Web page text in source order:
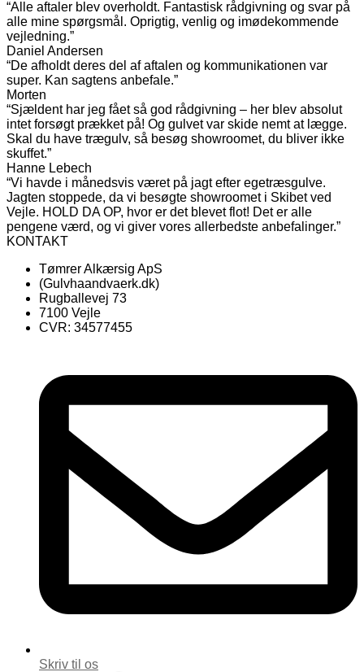
“Alle aftaler blev overholdt. Fantastisk rådgivning og svar på
alle mine spørgsmål. Oprigtig, venlig og imødekommende
vejledning.”
Daniel Andersen
“De afholdt deres del af aftalen og kommunikationen var
super. Kan sagtens anbefale.”
Morten
“Sjældent har jeg fået så god rådgivning – her blev absolut
intet forsøgt prækket på! Og gulvet var skide nemt at lægge.
Skal du have trægulv, så besøg showroomet, du bliver ikke
skuffet.”
Hanne Lebech
“Vi havde i månedsvis været på jagt efter egetræsgulve.
Jagten stoppede, da vi besøgte showroomet i Skibet ved
Vejle. HOLD DA OP, hvor er det blevet flot! Det er alle
pengene værd, og vi giver vores allerbedste anbefalinger.”
KONTAKT
Tømrer Alkærsig ApS
(Gulvhaandvaerk.dk)
Rugballevej 73
7100 Vejle
CVR: 34577455
Skriv til os